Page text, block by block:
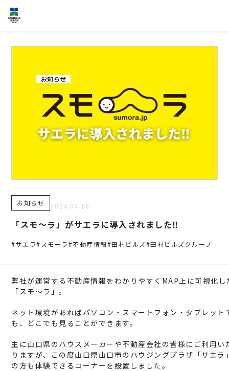
個人情報保護方針
反社会的勢力に対する基本方針
カスタマーハラスメントに対する基
専用請求書
の歴史
事業案内
建築・不動産事業
TAMURA PHILOSOPHY
TAMURA MEDIA
メディア実績
RECRUIT/エント
お知らせ 2024.04.16
「スモ～ラ」がサエラに導入されました‼
#サエラ#スモーラ#不動産情報#田村ビルズ#田村ビルズグループ
弊社が運営する不動産情報をわかりやすくMAP上に可視化し
「スモ～ラ」。
ネット環境があればパソコン・スマートフォン・タブレット
も、どこでも見ることができます。
主に山口県のハウスメーカーや不動産会社の皆様にご利用い
りますが、この度山口県山口市のハウジングプラザ「サエラ
の方も体験できるコーナーを設置しました。